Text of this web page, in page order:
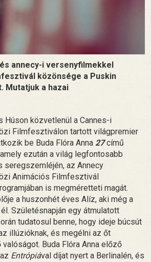
annecy-i versenyfilmekkel
közönsége a Puskin
Mutatjuk a hazai
Húson közvetlenül a Cannes-i
Filmfesztiválon tartott világpremier
be Buda Flóra Anna 27című
ezután a világ legfontosabb
seregszemléjén, az Annecy
Animációs Filmfesztivál
is megméretteti magát.
a huszonhét éves Alíz, aki még a
Születésnapján egy átmulatott
tudatosul benne, hogy ideje búcsút
illúzióknak, és megélni az őt
valóságot. Buda Flóra Anna előző
Entrópiával díjat nyert a Berlinalén, és